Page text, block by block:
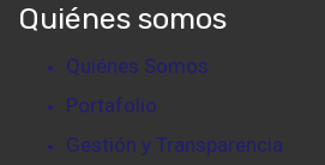
Quiénes somos
Quiénes Somos
Portafolio
Gestión y Transparencia